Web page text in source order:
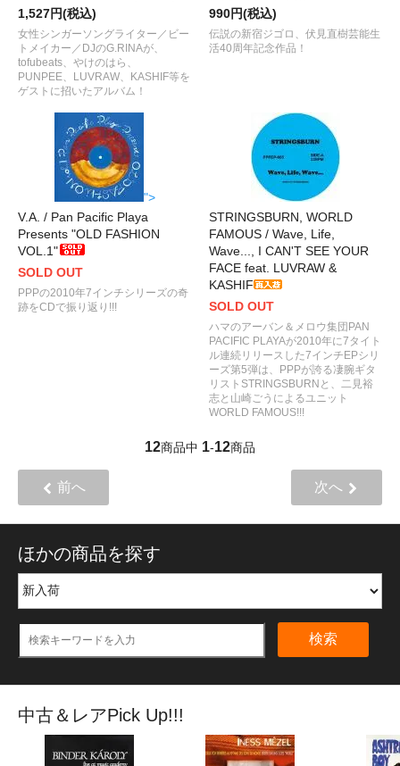
1,527円(税込)
女性シンガーソングライター／ビー
トメイカー／DJのG.RINAが、
tofubeats、やけのはら、
PUNPEE、LUVRAW、KASHIF等を
ゲストに招いたアルバム！
990円(税込)
伝説の新宿ジゴロ、伏見直樹芸能生
活40周年記念作品！
">
V.A. / Pan Pacific Playa
Presents "OLD FASHION
VOL.1"
SOLD OUT
PPPの2010年7インチシリーズの奇
跡をCDで振り返り!!!
STRINGSBURN, WORLD
FAMOUS / Wave, Life,
Wave..., I CAN'T SEE YOUR
FACE feat. LUVRAW &
KASHIF
SOLD OUT
ハマのアーバン＆メロウ集団PAN
PACIFIC PLAYAが2010年に7タイト
ル連続リリースした7インチEPシリ
ーズ第5弾は、PPPが誇る凄腕ギタ
リストSTRINGSBURNと、二見裕
志と山崎ごうによるユニット
WORLD FAMOUS!!!
12商品中 1-12商品
前へ 次へ
ほかの商品を探す
検索
中古＆レアPick Up!!!